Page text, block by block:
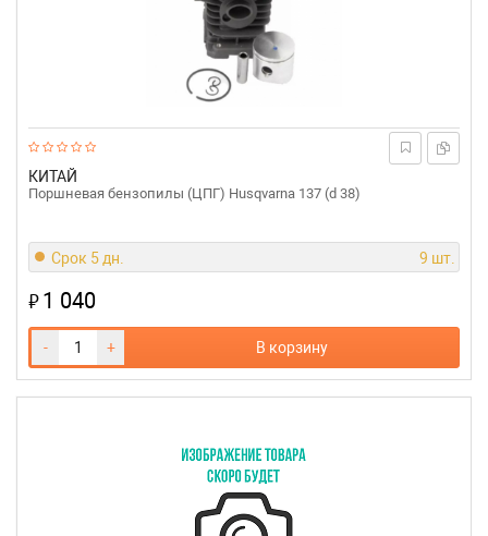
КИТАЙ
Поршневая бензопилы (ЦПГ) Husqvarna 137 (d 38)
Срок 5 дн. 9 шт.
₽1 040
- + В корзину